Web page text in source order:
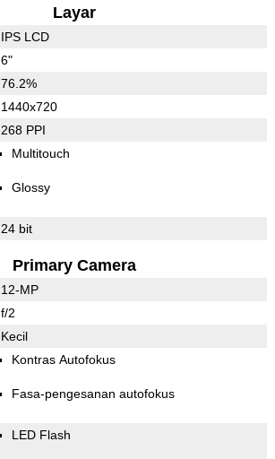
Layar
IPS LCD
6"
76.2%
1440x720
268 PPI
Multitouch
Glossy
24 bit
Primary Camera
12-MP
f/2
Kecil
Kontras Autofokus
Fasa-pengesanan autofokus
LED Flash